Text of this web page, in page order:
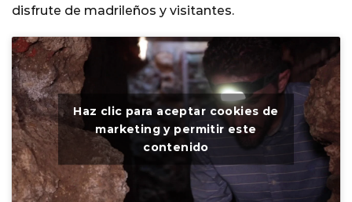
disfrute de madrileños y visitantes.
Haz clic para aceptar cookies de
marketing y permitir este
contenido